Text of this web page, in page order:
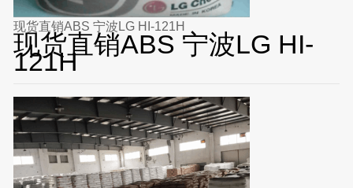
现货直销ABS 宁波LG HI-121H
现货直销ABS 宁波LG HI-
121H